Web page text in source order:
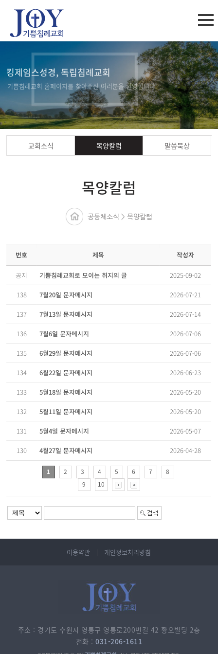
킹제임스성경, 독립침례교회
기쁨침례교회 홈페이지를 찾아주신 여러분을 환영합니다.
교회소식 목양칼럼 말씀묵상
목양칼럼
공동체소식 > 목양칼럼
번호 제목 작성자
공지 기쁨침례교회로 모이는 취지의 글 2025-09-02
138 7월20일 문자메시지 2026-07-21
137 7월13일 문자메시지 2026-07-14
136 7월6일 문자메시지 2026-07-06
135 6월29일 문자메시지 2026-07-06
134 6월22일 문자메시지 2026-06-23
133 5월18일 문자메시지 2026-05-20
132 5월11일 문자메시지 2026-05-20
131 5월4일 문자메시지 2026-05-07
130 4월27일 문자메시지 2026-04-28
1 2 3 4 5 6 7
8
9
10
이용약관 개인정보처리방침
주소 : 경기도 수원시 영통구 영통로200번길 42 황오빌딩 2층
전화 :031-206-1611